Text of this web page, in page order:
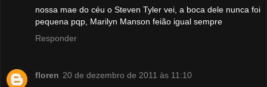
nossa mae do céu o Steven Tyler vei, a boca dele nunca foi
pequena pqp, Marilyn Manson feião igual sempre
Responder
floren 20 de dezembro de 2011 às 11:10